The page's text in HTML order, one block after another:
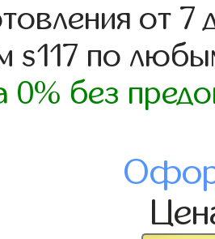
от 7
s117 по
0% без